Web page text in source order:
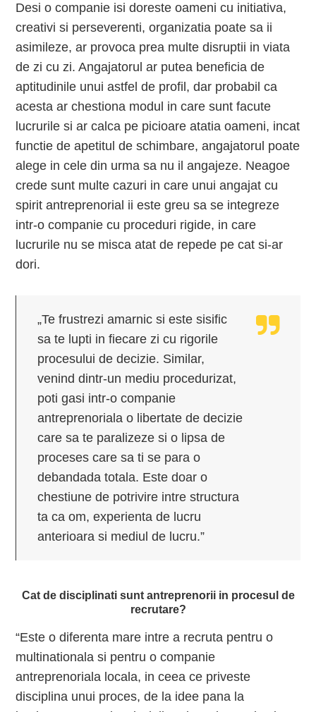
Desi o companie isi doreste oameni cu initiativa,
creativi si perseverenti, organizatia poate sa ii
asimileze, ar provoca prea multe disruptii in viata
de zi cu zi. Angajatorul ar putea beneficia de
aptitudinile unui astfel de profil, dar probabil ca
acesta ar chestiona modul in care sunt facute
lucrurile si ar calca pe picioare atatia oameni, incat
functie de apetitul de schimbare, angajatorul poate
alege in cele din urma sa nu il angajeze. Neagoe
crede sunt multe cazuri in care unui angajat cu
spirit antreprenorial ii este greu sa se integreze
intr-o companie cu proceduri rigide, in care
lucrurile nu se misca atat de repede pe cat si-ar
dori.
„Te frustrezi amarnic si este sisific
sa te lupti in fiecare zi cu rigorile
procesului de decizie. Similar,
venind dintr-un mediu procedurizat,
poti gasi intr-o companie
antreprenoriala o libertate de decizie
care sa te paralizeze si o lipsa de
proceses care sa ti se para o
debandada totala. Este doar o
chestiune de potrivire intre structura
ta ca om, experienta de lucru
anterioara si mediul de lucru.”
Cat de disciplinati sunt antreprenorii in procesul de
recrutare?
“Este o diferenta mare intre a recruta pentru o
multinationala si pentru o companie
antreprenoriala locala, in ceea ce priveste
disciplina unui proces, de la idee pana la